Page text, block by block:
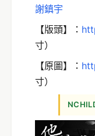
謝鎮宇
【版頭】：
寸）
【原圖】：
寸）